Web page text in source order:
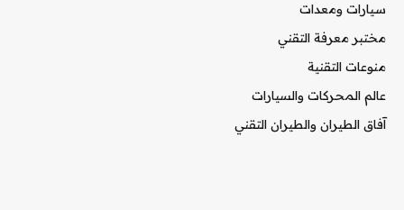
سيارات ومعدات
مختبر معرفة التقني
منوعات التقنية
عالم المحركات والسيارات
آفاق الطيران والطيران التقني